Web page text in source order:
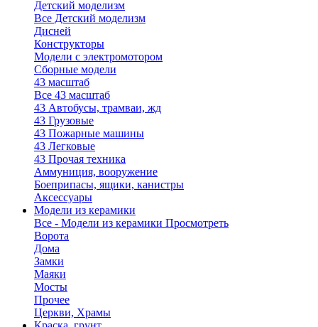
Детский моделизм
Все Детский моделизм
Дисней
Конструкторы
Модели с электромотором
Сборные модели
43 масштаб
Все 43 масштаб
43 Автобусы, трамваи, жд
43 Грузовые
43 Пожарные машины
43 Легковые
43 Прочая техника
Аммуниция, вооружение
Боеприпасы, ящики, канистры
Аксессуары
Модели из керамики
Все - Модели из керамики Просмотреть
Ворота
Дома
Замки
Маяки
Мосты
Прочее
Церкви, Храмы